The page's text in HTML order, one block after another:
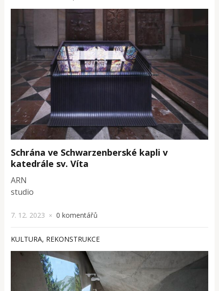
Schrána ve Schwarzenberské kapli v
katedrále sv. Víta
ARN
studio
7. 12. 2023 × 0 komentářů
KULTURA, REKONSTRUKCE